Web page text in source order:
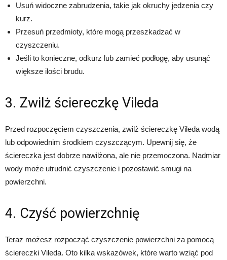
Usuń widoczne zabrudzenia, takie jak okruchy jedzenia czy
kurz.
Przesuń przedmioty, które mogą przeszkadzać w
czyszczeniu.
Jeśli to konieczne, odkurz lub zamieć podłogę, aby usunąć
większe ilości brudu.
3. Zwilż ściereczkę Vileda
Przed rozpoczęciem czyszczenia, zwilż ściereczkę Vileda wodą
lub odpowiednim środkiem czyszczącym. Upewnij się, że
ściereczka jest dobrze nawilżona, ale nie przemoczona. Nadmiar
wody może utrudnić czyszczenie i pozostawić smugi na
powierzchni.
4. Czyść powierzchnię
Teraz możesz rozpocząć czyszczenie powierzchni za pomocą
ściereczki Vileda. Oto kilka wskazówek, które warto wziąć pod